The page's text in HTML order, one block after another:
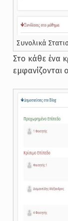
Συνολικά
Στο κάθε ένα
εμφανίζονται